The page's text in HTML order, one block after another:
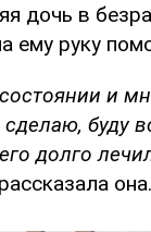
дочь в
ему руку
и
буду
долго
она.